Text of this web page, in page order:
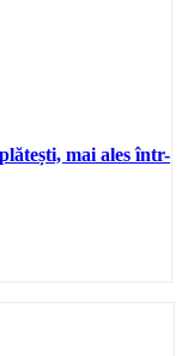
mai ales într-